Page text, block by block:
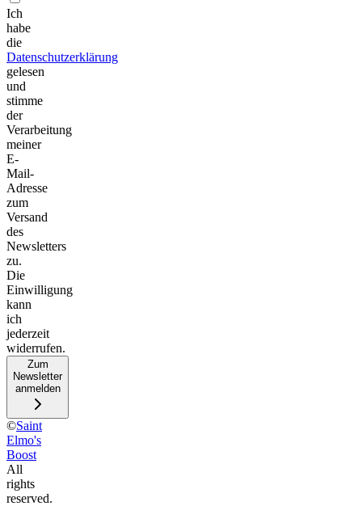
Ich
habe
die
Datenschutzerklärung
gelesen
und
stimme
der
Verarbeitung
meiner
E-
Mail-
Adresse
zum
Versand
des
Newsletters
zu.
Die
Einwilligung
kann
ich
jederzeit
widerrufen.
Zum
Newsletter
anmelden
©Saint
Elmo's
Boost
All
rights
reserved.